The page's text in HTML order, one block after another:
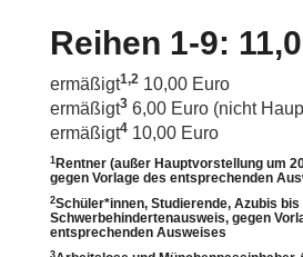
Reihen 1-9:
ermäßigt1,2 10,00 Euro
ermäßigt3 6,00 Euro (nicht
ermäßigt4 10,00 Euro
1 Rentner (außer Hauptvorstellung um
gegen Vorlage des entsprechenden
2Schüler*innen, Studierende, Azubis
Schwerbehindertenausweis, gegen
entsprechenden Ausweises
3